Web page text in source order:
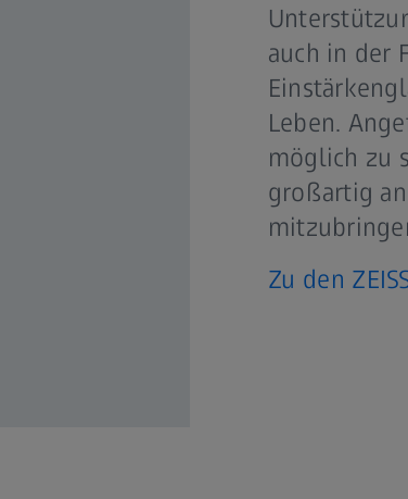
auch in der
Leben.
möglich zu
großartig
Zu den